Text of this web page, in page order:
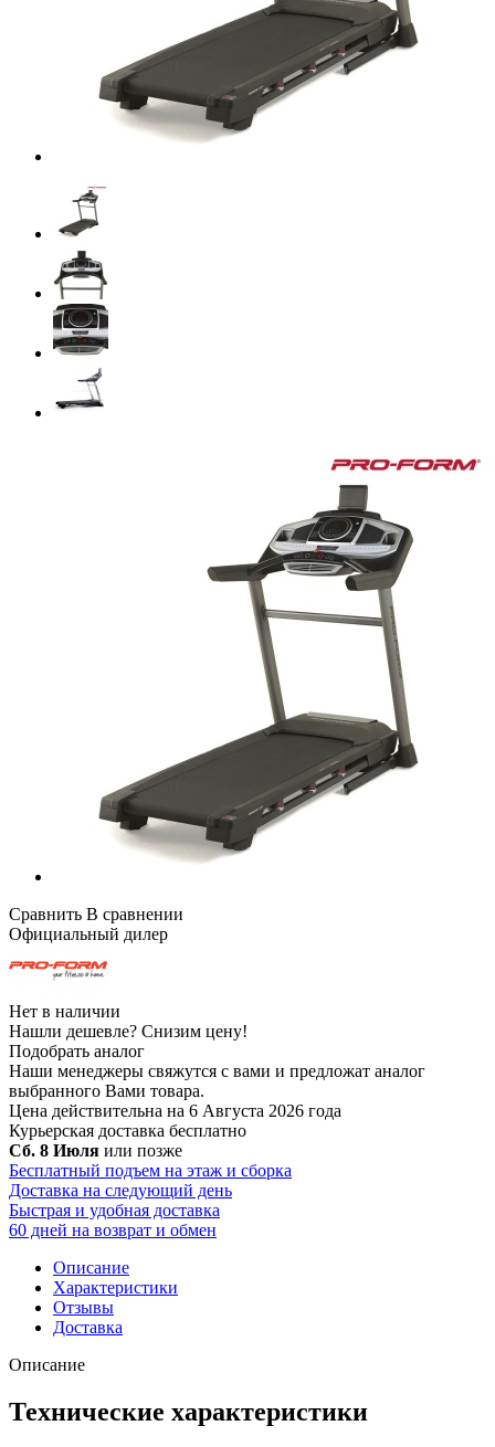
Сравнить В сравнении
Официальный дилер
Нет в наличии
Нашли дешевле? Снизим цену!
Подобрать аналог
Наши менеджеры свяжутся с вами и предложат аналог
выбранного Вами товара.
Цена действительна на 6 Августа 2026 года
Курьерская доставка бесплатно
Сб. 8 Июля или позже
Бесплатный подъем на этаж и сборка
Доставка на следующий день
Быстрая и удобная доставка
60 дней на возврат и обмен
Описание
Характеристики
Отзывы
Доставка
Описание
Технические характеристики